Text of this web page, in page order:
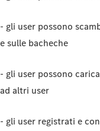
- gli user possono
e sulle bacheche
- gli user possono
ad altri user
- gli user registrati e